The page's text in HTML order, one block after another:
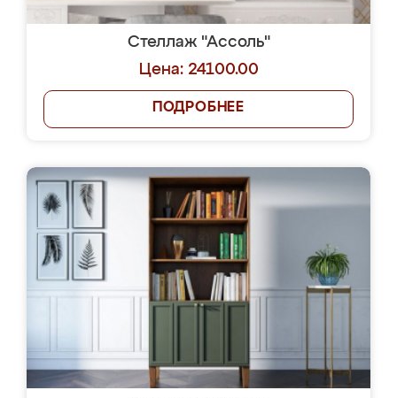
Стеллаж "Ассоль"
Цена: 24100.00
ПОДРОБНЕЕ